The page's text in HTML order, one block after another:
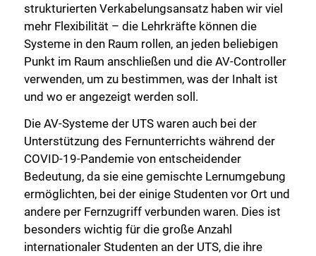
strukturierten Verkabelungsansatz haben wir viel
mehr Flexibilität – die Lehrkräfte können die
Systeme in den Raum rollen, an jeden beliebigen
Punkt im Raum anschließen und die AV-Controller
verwenden, um zu bestimmen, was der Inhalt ist
und wo er angezeigt werden soll.
Die AV-Systeme der UTS waren auch bei der
Unterstützung des Fernunterrichts während der
COVID-19-Pandemie von entscheidender
Bedeutung, da sie eine gemischte Lernumgebung
ermöglichten, bei der einige Studenten vor Ort und
andere per Fernzugriff verbunden waren. Dies ist
besonders wichtig für die große Anzahl
internationaler Studenten an der UTS, die ihre